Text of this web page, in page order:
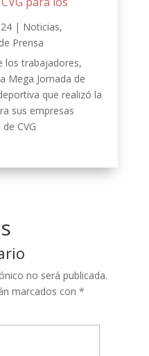
| Noticias,
Prensa
los trabajadores,
Mega Jornada de
que realizó la
sus empresas
CVG
no será publicada.
marcados con *